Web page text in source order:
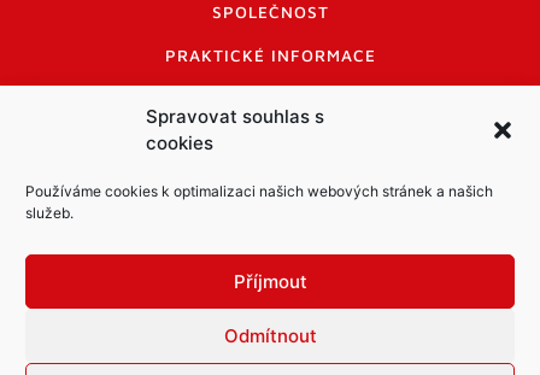
Spravovat souhlas s
cookies
Používáme cookies k optimalizaci našich webových stránek a našich
služeb.
Příjmout
Odmítnout
SPOLEČNOST
PRAKTICKÉ INFORMACE
INFORMACE A KODEX DISKUTUJÍCÍCH
LOGO A LOGO MANUÁL
Informace o zpracování osobních údajů